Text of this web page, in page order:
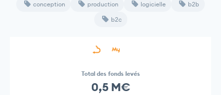
conception production logicielle b2b
b2c
Total des fonds levés
0,5 M€